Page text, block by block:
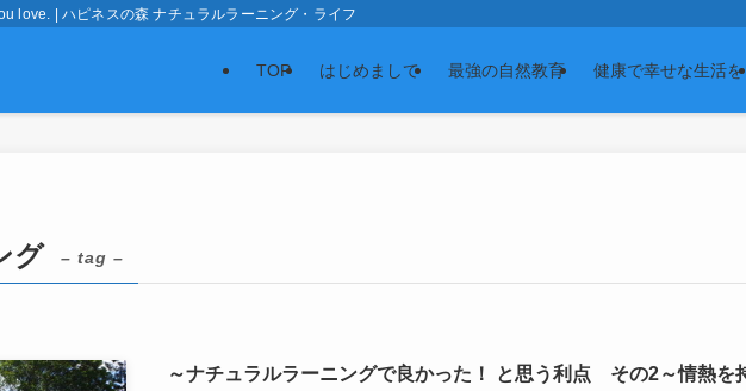
love. | ハピネスの森 ナチュラルラーニング・ライフ
TOP はじめまして 最強の自然教育 健康で幸せな生活を
グ – tag –
～ナチュラルラーニングで良かった！ と思う利点 その2～情熱を